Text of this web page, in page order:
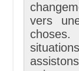
vers